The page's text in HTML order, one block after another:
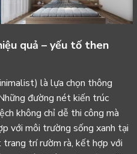
quả – yếu tố then
là lựa chọn thông
đường nét kiến trúc
không chỉ dễ thi công mà
với môi trường sống xanh tại
trang trí rườm rà, kết hợp với